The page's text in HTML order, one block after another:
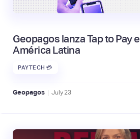
Geopagos lanza Tap to Pay
América Latina
PAYTECH 💳
Geopagos | July 23